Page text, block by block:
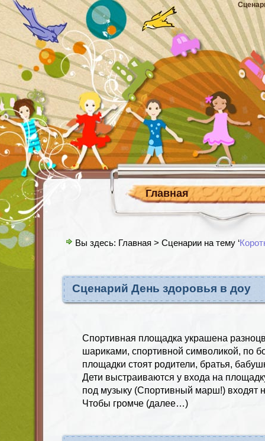
Главная
Вы здесь: Главная > Сценарии на тему ‘
Сценарий День здоровья в доу
Спортивная площадка украшена
шариками, спортивной символикой, по
площадки стоят родители, братья,
Дети выстраиваются у входа на
под музыку (Спортивный марш!) входят
Чтобы громче (далее…)